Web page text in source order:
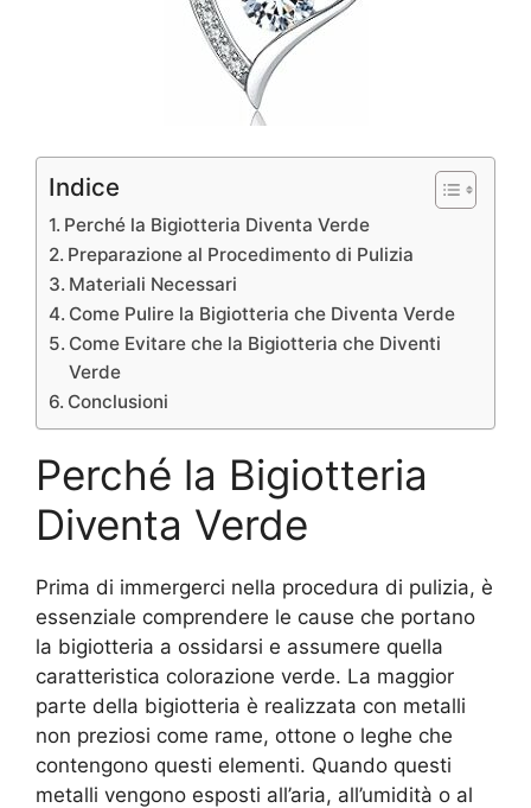
Indice
Perché la Bigiotteria Diventa Verde
Preparazione al Procedimento di Pulizia
Materiali Necessari
Come Pulire la Bigiotteria che Diventa Verde
Come Evitare che la Bigiotteria che Diventi
Verde
Conclusioni
Perché la Bigiotteria
Diventa Verde
Prima di immergerci nella procedura di pulizia, è
essenziale comprendere le cause che portano
la bigiotteria a ossidarsi e assumere quella
caratteristica colorazione verde. La maggior
parte della bigiotteria è realizzata con metalli
non preziosi come rame, ottone o leghe che
contengono questi elementi. Quando questi
metalli vengono esposti all’aria, all’umidità o al